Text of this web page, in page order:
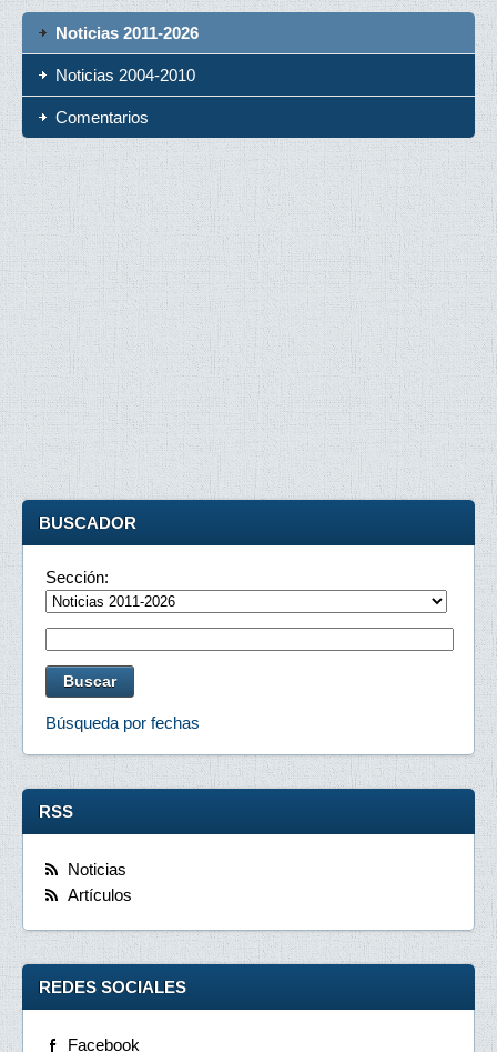
Noticias 2011-2026
Noticias 2004-2010
Comentarios
BUSCADOR
Sección:
Búsqueda por fechas
RSS
Noticias
Artículos
REDES SOCIALES
Facebook